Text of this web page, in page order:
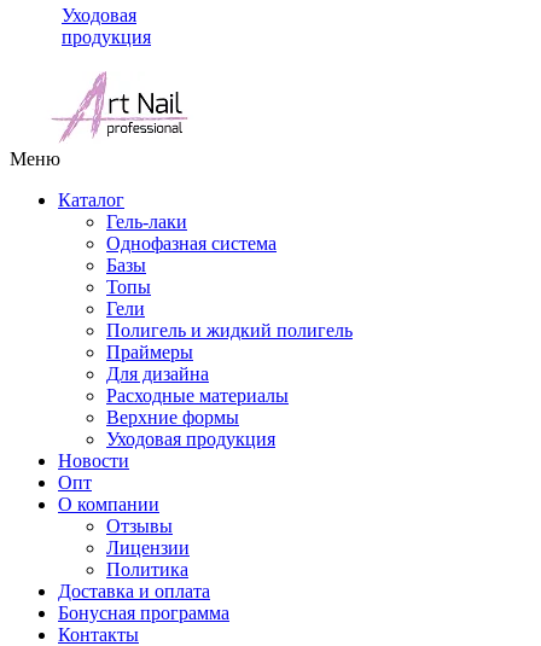
Уходовая
продукция
Меню
Каталог
Гель-лаки
Однофазная система
Базы
Топы
Гели
Полигель и жидкий полигель
Праймеры
Для дизайна
Расходные материалы
Верхние формы
Уходовая продукция
Новости
Опт
О компании
Отзывы
Лицензии
Политика
Доставка и оплата
Бонусная программа
Контакты